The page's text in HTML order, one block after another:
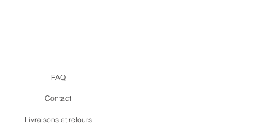
FAQ
Contact
Livraisons et retours